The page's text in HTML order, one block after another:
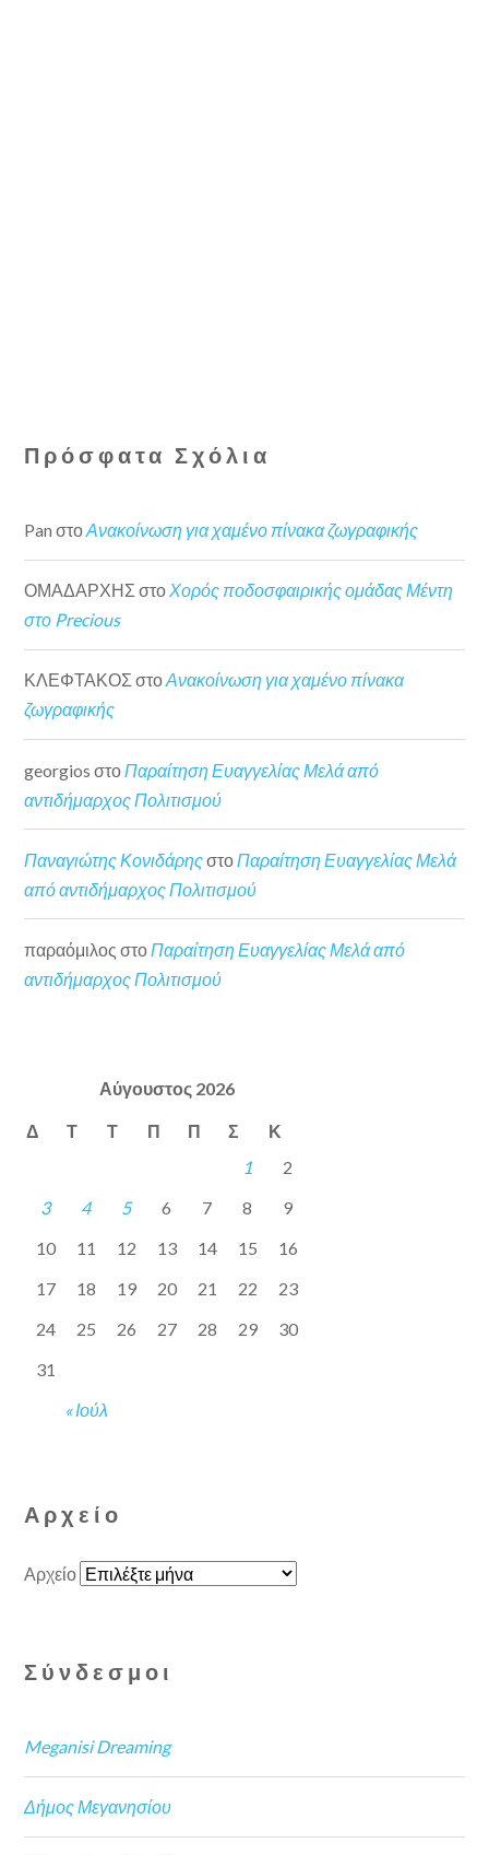
Πρόσφατα Σχόλια
Pan στοΑνακοίνωση για χαμένο πίνακα ζωγραφικής
ΟΜΑΔΑΡΧΗΣ στοΧορός ποδοσφαιρικής ομάδας Μέντη
στο Precious
ΚΛΕΦΤΑΚΟΣ στοΑνακοίνωση για χαμένο πίνακα
ζωγραφικής
georgios στο Παραίτηση Ευαγγελίας Μελά από
αντιδήμαρχος Πολιτισμού
Παναγιώτης Κονιδάρηςστο Παραίτηση Ευαγγελίας Μελά
από αντιδήμαρχος Πολιτισμού
παραόμιλος στοΠαραίτηση Ευαγγελίας Μελά από
αντιδήμαρχος Πολιτισμού
Αύγουστος 2026
Δ Τ Τ Π Π Σ Κ
« Ιούλ
1
2
3
4 5 6 7 8
9
10
11 12 13 14 15
16
17
18 19 20 21 22
23
24
25 26 27 28 29
30
31
Αρχείο
Αρχείο
Σύνδεσμοι
Meganisi Dreaming
Δήμος Μεγανησίου